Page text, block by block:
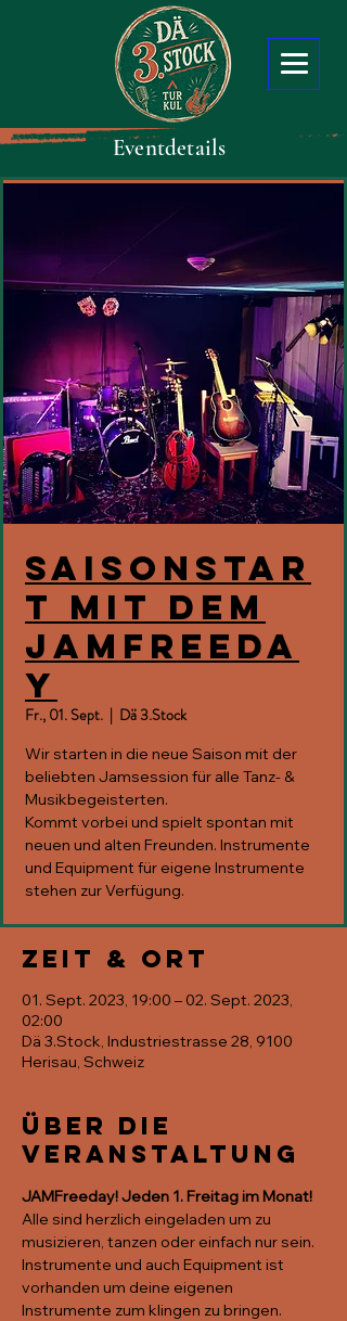
Eventdetails
Saisonstar
t mit dem
JAMfreeda
y
Fr., 01. Sept.
  |
Dä 3.Stock
Wir starten in die neue Saison mit der
beliebten Jamsession für alle Tanz- &
Musikbegeisterten.
Kommt vorbei und spielt spontan mit
neuen und alten Freunden. Instrumente
und Equipment für eigene Instrumente
stehen zur Verfügung.
Zeit & Ort
01. Sept. 2023, 19:00 – 02. Sept. 2023,
02:00
Dä 3.Stock, Industriestrasse 28, 9100
Herisau, Schweiz
Über die
Veranstaltung
JAMFreeday! Jeden 1. Freitag im Monat!
Alle sind herzlich eingeladen um zu
musizieren, tanzen oder einfach nur sein.
Instrumente und auch Equipment ist
vorhanden um deine eigenen
Instrumente zum klingen zu bringen.